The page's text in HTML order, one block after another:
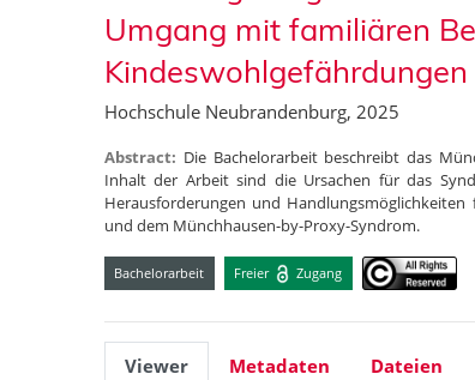
Umgang mit familiären
Kindeswohlgefährdungen
Hochschule Neubrandenburg, 2025
Abstract: Die Bachelorarbeit beschreibt das
Inhalt der Arbeit sind die Ursachen für das
Herausforderungen und
und dem Münchhausen-by-Proxy-Syndrom.
Bachelorarbeit Freier Zugang
Viewer Metadaten Dateien